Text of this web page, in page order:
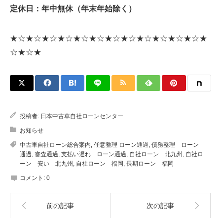
定休日：年中無休（年末年始除く）
★☆★☆★☆★☆★☆★☆★☆★☆★☆★☆★☆★☆★
☆★☆★
投稿者: 日本中古車自社ローンセンター
お知らせ
中古車自社ローン総合案内, 任意整理 ローン通過, 債務整理 ローン
通過, 審査通過, 支払い遅れ ローン通過, 自社ローン 北九州 , 自社ロ
ーン 安い 北九州 , 自社ローン 福岡 , 長期ローン 福岡
コメント: 0
前の記事 次の記事